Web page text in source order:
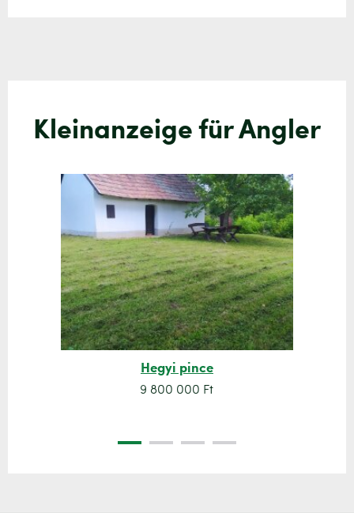
Kleinanzeige für Angler
Hegyi pince
9 800 000 Ft